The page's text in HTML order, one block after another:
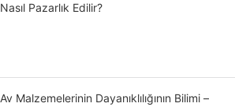
Nasıl Pazarlık Edilir?
Av Malzemelerinin Dayanıklılığının Bilimi –